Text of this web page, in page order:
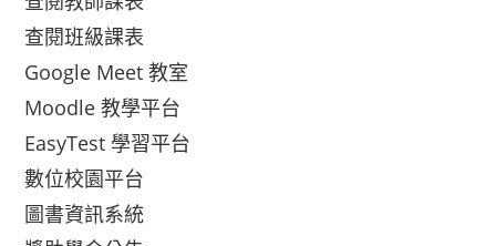
查閱班級課表
Google Meet 教室
Moodle 教學平台
EasyTest 學習平台
數位校園平台
圖書資訊系統